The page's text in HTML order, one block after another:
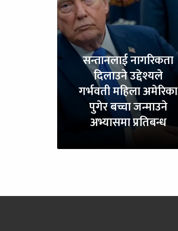
सन्तानलाई नागरिकता
दिलाउने उद्देश्यले
गर्भवती महिला अमेरिका
पुगेर बच्चा जन्माउने
अभ्यासमा प्रतिबन्ध